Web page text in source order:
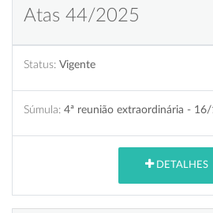
Atas 44/2025
Status: Vigente
Súmula: 4ª reunião extraordinária -
DETALHES